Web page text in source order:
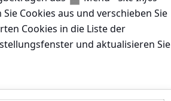
Cookies aus und verschieben Sie
Cookies in die Liste der
und aktualisieren Sie